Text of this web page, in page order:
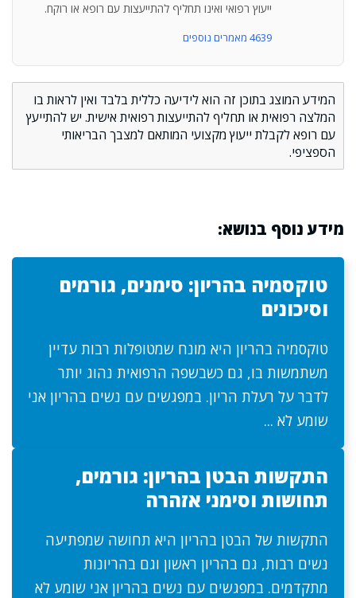
ייעוץ רפואי ואינו תחליף להתייעצות עם רופא או רוקח.
4639 מאמרים נוספים
המידע המוצג בתוכן זה הוא לידיעה כללית בלבד ואין לראות בו
המלצה רפואית או תחליף להתייעצות רפואית אישית. יש להתייעץ
עם רופא לקבלת ייעוץ מקצועי המותאם למצבך הבריאותי
הספציפי.
מידע נוסף בנושא:
טוקסמיה בהריון: סימנים, גורמים
וסיכונים
טוקסמיה בהריון היא מונח שמטופלות רבות עדיין
משתמשות בו, גם כשבשפה הרפואית נהוג יותר
לדבר על רעלת הריון. במפגשים עם נשים בהריון אני
שומע לא ...
התקשות הבטן בהריון: גורמים,
תחושות וסימני אזהרה
התקשות של הבטן בהריון היא תחושה שמפתיעה
נשים רבות, גם בהריון ראשון וגם בהריונות
מתקדמים. במפגשים עם נשים בהריון אני שומע לא